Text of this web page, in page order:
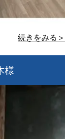
続きをみる＞
様